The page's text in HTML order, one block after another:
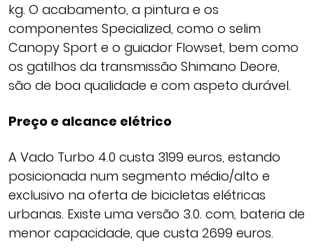
kg. O acabamento, a pintura e os
componentes Specialized, como o selim
Canopy Sport e o guiador Flowset, bem como
os gatilhos da transmissão Shimano Deore,
são de boa qualidade e com aspeto durável.
Preço e alcance elétrico
A Vado Turbo 4.0 custa 3199 euros, estando
posicionada num segmento médio/alto e
exclusivo na oferta de bicicletas elétricas
urbanas. Existe uma versão 3.0. com, bateria de
menor capacidade, que custa 2699 euros.